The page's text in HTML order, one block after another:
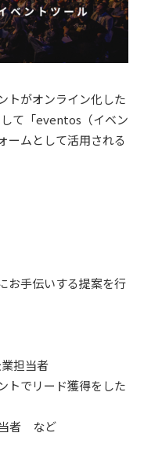
トがオンライン化した
て「eventos（イベン
ームとして活用される
お手伝いする提案を行
担当者
トでリード獲得をした
当者 など